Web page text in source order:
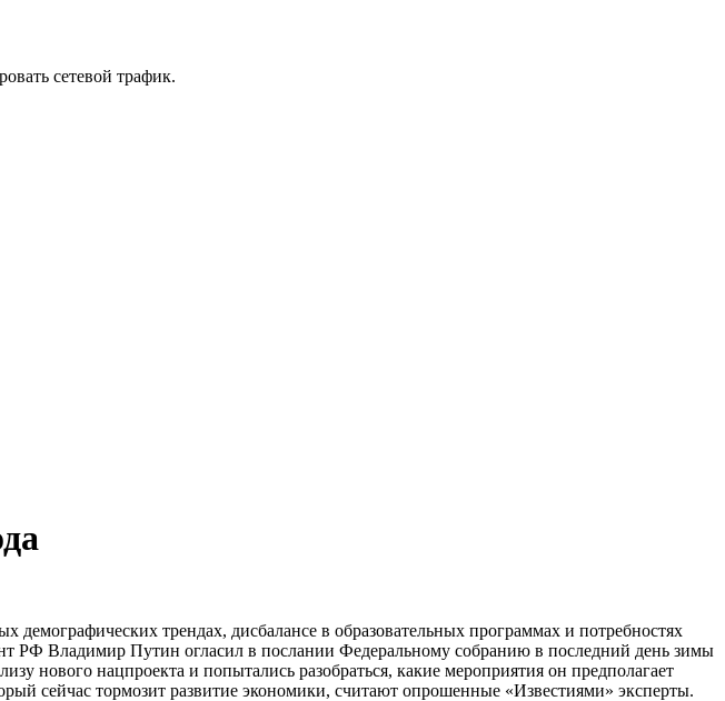
сетевой трафик.
трендах, дисбалансе в образовательных программах и потребностях
РФ Владимир Путин огласил в послании Федеральному собранию в последний день зимы
нового нацпроекта и попытались разобраться, какие мероприятия он предполагает
сейчас тормозит развитие экономики, считают опрошенные «Известиями» эксперты.